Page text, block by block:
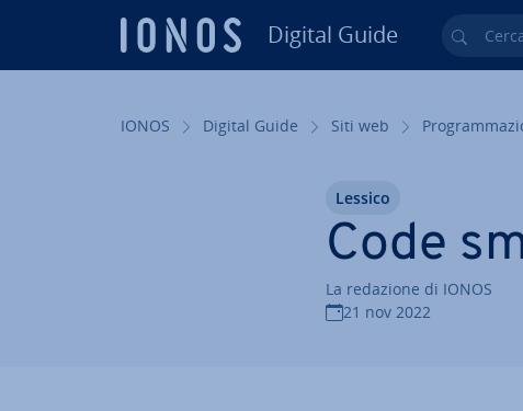
Digital Guide Cerca
IONOS Digital Guide Siti web
Code
La redazione di IONOS
21 nov 2022
Lessico